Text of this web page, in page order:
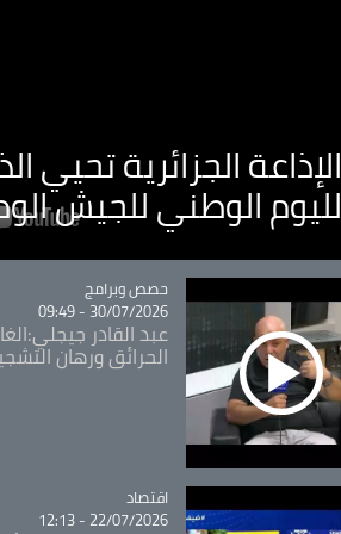
الإذاعة الجزائرية تحيي
لليوم الوطني للجيش
Catégorie
حصص وبرامج
30/07/2026 - 09:49
عبد القادر
الحرائق ورهان
Catégorie
اقتصاد
22/07/2026 - 12:13